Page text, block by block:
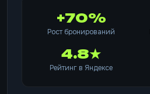
+70%
Рост бронирований
4.8★
Рейтинг в Яндексе